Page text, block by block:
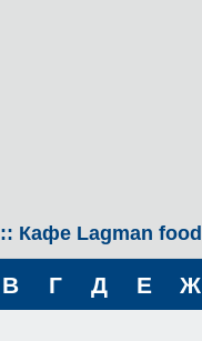
:: Кафе Lagman food
В Г Д Е Ж